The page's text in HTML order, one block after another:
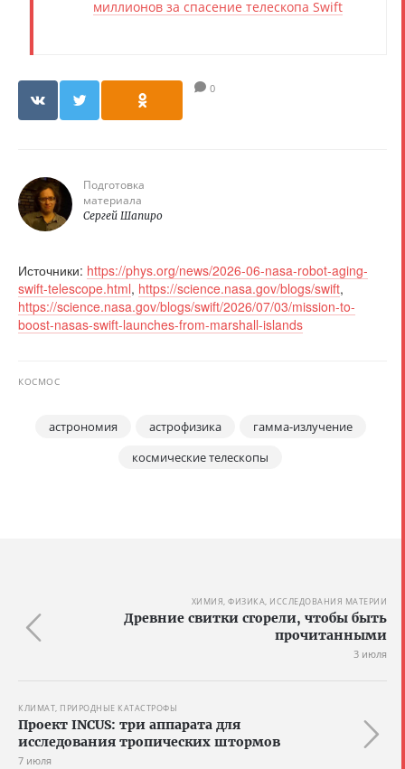
миллионов за спасение телескопа Swift
0
Подготовка
материала
Сергей Шапиро
Источники: https://phys.org/news/2026-06-nasa-robot-aging-
swift-telescope.html, https://science.nasa.gov/blogs/swift,
https://science.nasa.gov/blogs/swift/2026/07/03/mission-to-
boost-nasas-swift-launches-from-marshall-islands
КОСМОС
астрономия астрофизика
гамма-излучение
космические телескопы
ХИМИЯ, ФИЗИКА, ИССЛЕДОВАНИЯ МАТЕРИИ
Древние свитки сгорели, чтобы быть
прочитанными
3 июля
КЛИМАТ, ПРИРОДНЫЕ КАТАСТРОФЫ
Проект INCUS: три аппарата для
исследования тропических штормов
7 июля